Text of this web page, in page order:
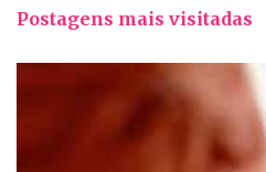
Postagens mais visitadas